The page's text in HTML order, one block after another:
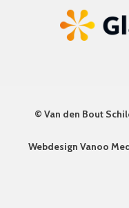
© Van den Bout
Webdesign Vanoo